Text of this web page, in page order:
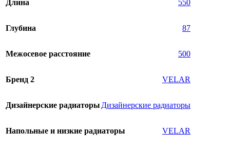
Длина 550
Глубина 87
Межосевое расстояние 500
Бренд 2 VELAR
Дизайнерские радиаторы Дизайнерские радиаторы
Напольные и низкие радиаторы VELAR